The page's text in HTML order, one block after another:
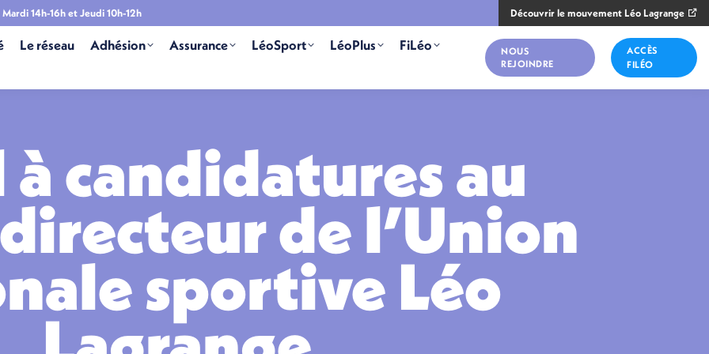
Mardi 14h-16h et Jeudi 10h-12h Découvrir le mouvement Léo Lagrange
Le réseau Adhésion Assurance LéoSport LéoPlus FiLéo
NOUS
REJOINDRE
ACCÈS
FILÉO
candidatures au
de l’Union
sportive Léo